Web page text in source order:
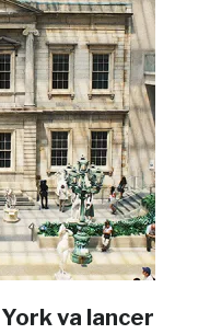
va lancer